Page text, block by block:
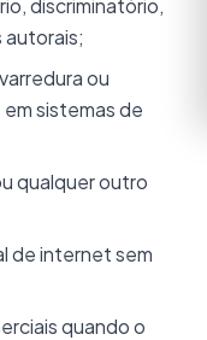
discriminatório,
ou
sistemas de
qualquer outro
de internet sem
quando o